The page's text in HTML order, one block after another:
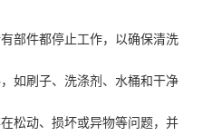
部件都停止工作，以确保清洗
如刷子、洗涤剂、水桶和干净
松动、损坏或异物等问题，并